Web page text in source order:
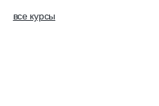
все курсы
все курсы